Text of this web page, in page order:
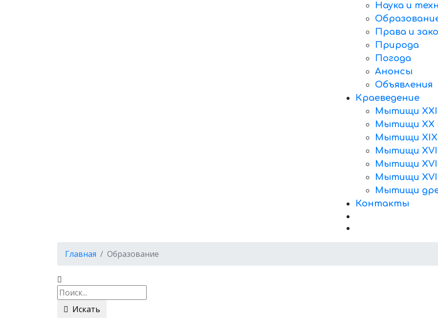
Наука и
Права и
Природа
Погода
Анонсы
Объявления
Краеведение
Мытищи XXI
Мытищи XX
Мытищи XIX
Мытищи
Мытищи
Мытищи XVI
Мытищи
Контакты
Главная Образование
Искать